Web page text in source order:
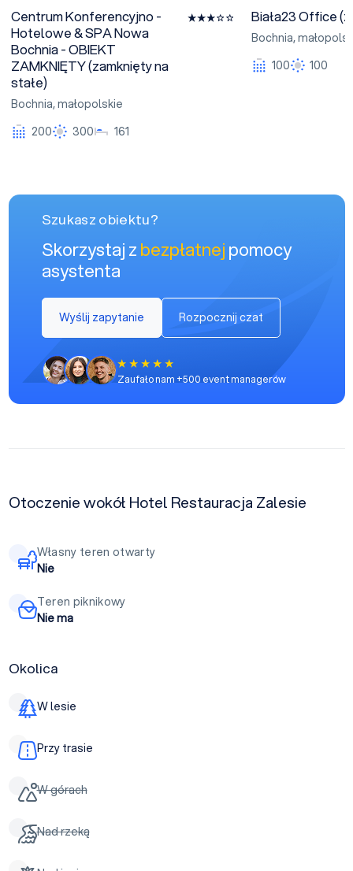
Centrum Konferencyjno -
Hotelowe & SPA Nowa
Bochnia - OBIEKT
ZAMKNIĘTY (zamknięty na
stałe)
Bochnia,małopolskie
200
300 161
Biała23 Office
Bochnia,
100
100
Szukasz obiektu?
Skorzystaj zbezpłatnejpomocy
asystenta
Wyślij zapytanie Rozpocznij czat
Zaufało nam +500 event managerów
Otoczenie wokół Hotel Restauracja Zalesie
Własny teren otwarty
Nie
Teren piknikowy
Nie ma
Okolica
W lesie
Przy trasie
W górach
Nad rzeką